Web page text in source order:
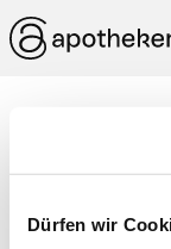
Dürfen wir